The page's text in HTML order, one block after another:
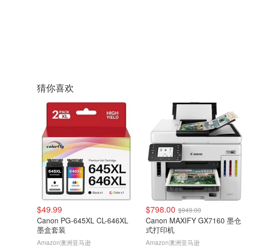
猜你喜欢
$49.99
Canon PG-645XL CL-646XL
墨盒套装
Amazon澳洲亚马逊
$798.00 $949.00
Canon MAXIFY GX7160 墨仓
式打印机
Amazon澳洲亚马逊